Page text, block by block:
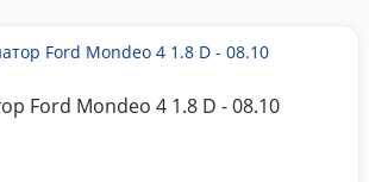
Ford Mondeo 4 1.8 D - 08.10